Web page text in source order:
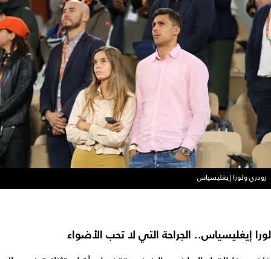
رودري ولورا إيغليسياس
لورا إيغليسياس.. الجراحة التي لا تحب الأضواء